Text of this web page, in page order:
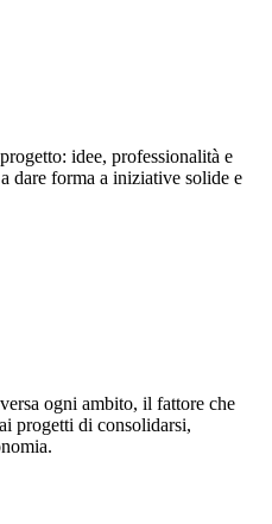
idee, professionalità e
dare forma a iniziative solide e
ogni ambito, il fattore che
progetti di consolidarsi,